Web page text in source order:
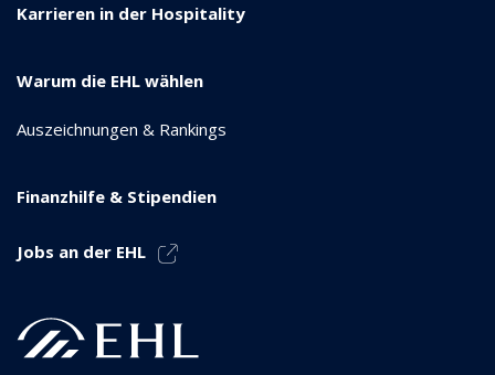
Karrieren in der Hospitality
Warum die EHL wählen
Auszeichnungen & Rankings
Finanzhilfe & Stipendien
Jobs an der EHL